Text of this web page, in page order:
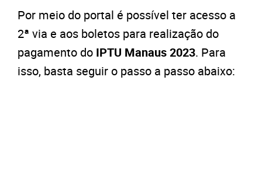
Por meio do portal é possível ter acesso a
2ª via e aos boletos para realização do
pagamento do IPTU Manaus 2023. Para
isso, basta seguir o passo a passo abaixo: